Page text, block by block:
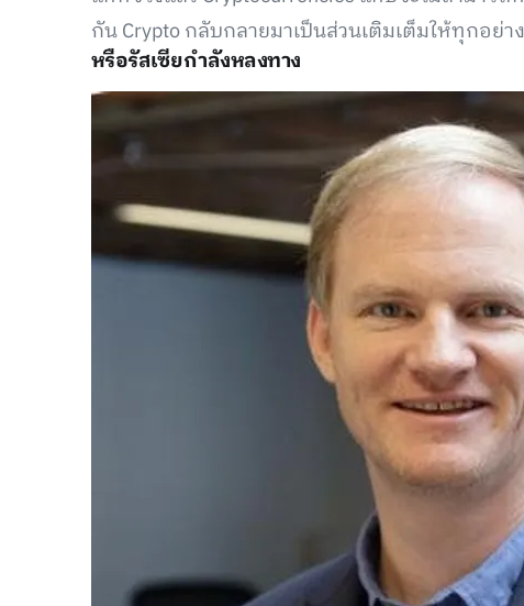
กัน Crypto กลับกลายมาเป็นส่วนเติมเต็มให้ทุกอย่
หรือรัสเซียกำลังหลงทาง